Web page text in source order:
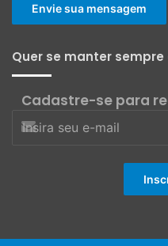
Envie sua mensagem
Quer se manter
Cadastre-se para